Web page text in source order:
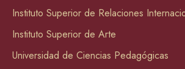
Instituto Superior de Relaciones
Instituto Superior de Arte
Universidad de Ciencias Pedagógicas